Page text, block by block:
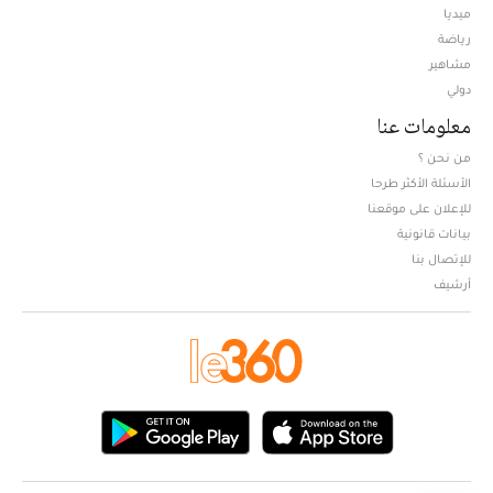
ميديا
رياضة
مشاهير
دولي
معلومات عنا
من نحن ؟
الأسئلة الأكثر طرحا
للإعلان على موقعنا
بيانات قانونية
للإتصال بنا
أرشيف